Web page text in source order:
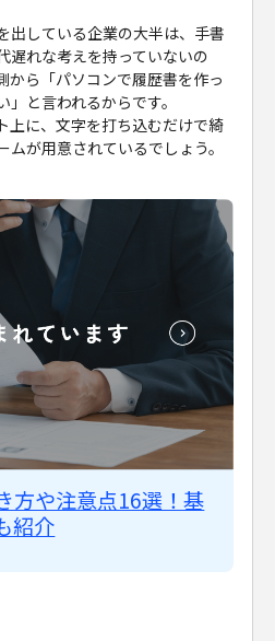
出している企業の大半は、手書
遅れな考えを持っていないの
から「パソコンで履歴書を作っ
と言われるからです。
上に、文字を打ち込むだけで綺
が用意されているでしょう。
方や注意点16選！基
紹介